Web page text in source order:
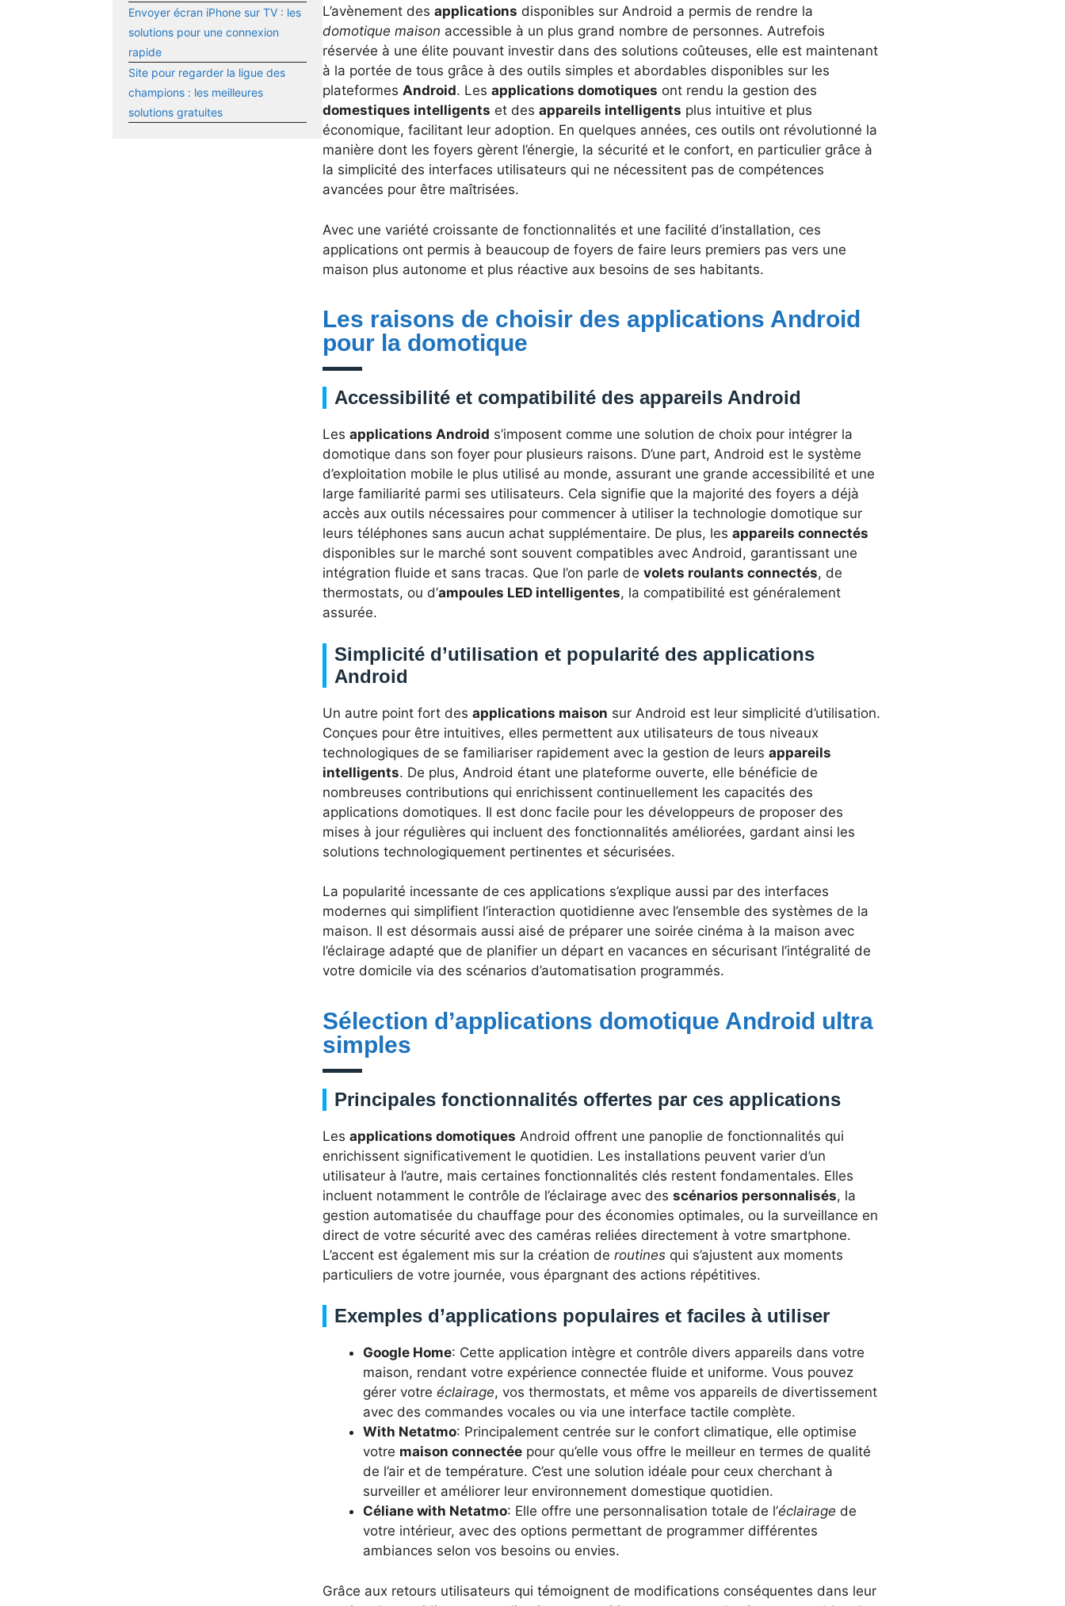
Envoyer écran iPhone sur TV : les
solutions pour une connexion
rapide
Site pour regarder la ligue des
champions : les meilleures
solutions gratuites
L’avènement des applications disponibles sur Android a permis de rendre la
domotique maison accessible à un plus grand nombre de personnes. Autrefois
réservée à une élite pouvant investir dans des solutions coûteuses, elle est maintenant
à la portée de tous grâce à des outils simples et abordables disponibles sur les
plateformes Android. Les applications domotiques ont rendu la gestion des
domestiques intelligents et des appareils intelligents plus intuitive et plus
économique, facilitant leur adoption. En quelques années, ces outils ont révolutionné la
manière dont les foyers gèrent l’énergie, la sécurité et le confort, en particulier grâce à
la simplicité des interfaces utilisateurs qui ne nécessitent pas de compétences
avancées pour être maîtrisées.
Avec une variété croissante de fonctionnalités et une facilité d’installation, ces
applications ont permis à beaucoup de foyers de faire leurs premiers pas vers une
maison plus autonome et plus réactive aux besoins de ses habitants.
Les raisons de choisir des applications Android
pour la domotique
Accessibilité et compatibilité des appareils Android
Les applications Android s’imposent comme une solution de choix pour intégrer la
domotique dans son foyer pour plusieurs raisons. D’une part, Android est le système
d’exploitation mobile le plus utilisé au monde, assurant une grande accessibilité et une
large familiarité parmi ses utilisateurs. Cela signifie que la majorité des foyers a déjà
accès aux outils nécessaires pour commencer à utiliser la technologie domotique sur
leurs téléphones sans aucun achat supplémentaire. De plus, les appareils connectés
disponibles sur le marché sont souvent compatibles avec Android, garantissant une
intégration fluide et sans tracas. Que l’on parle de volets roulants connectés, de
thermostats, ou d’ampoules LED intelligentes, la compatibilité est généralement
assurée.
Simplicité d’utilisation et popularité des applications
Android
Un autre point fort des applications maison sur Android est leur simplicité d’utilisation.
Conçues pour être intuitives, elles permettent aux utilisateurs de tous niveaux
technologiques de se familiariser rapidement avec la gestion de leurs appareils
intelligents. De plus, Android étant une plateforme ouverte, elle bénéficie de
nombreuses contributions qui enrichissent continuellement les capacités des
applications domotiques. Il est donc facile pour les développeurs de proposer des
mises à jour régulières qui incluent des fonctionnalités améliorées, gardant ainsi les
solutions technologiquement pertinentes et sécurisées.
La popularité incessante de ces applications s’explique aussi par des interfaces
modernes qui simplifient l’interaction quotidienne avec l’ensemble des systèmes de la
maison. Il est désormais aussi aisé de préparer une soirée cinéma à la maison avec
l’éclairage adapté que de planifier un départ en vacances en sécurisant l’intégralité de
votre domicile via des scénarios d’automatisation programmés.
Sélection d’applications domotique Android ultra
simples
Principales fonctionnalités offertes par ces applications
Les applications domotiques Android offrent une panoplie de fonctionnalités qui
enrichissent significativement le quotidien. Les installations peuvent varier d’un
utilisateur à l’autre, mais certaines fonctionnalités clés restent fondamentales. Elles
incluent notamment le contrôle de l’éclairage avec des scénarios personnalisés, la
gestion automatisée du chauffage pour des économies optimales, ou la surveillance en
direct de votre sécurité avec des caméras reliées directement à votre smartphone.
L’accent est également mis sur la création de routines qui s’ajustent aux moments
particuliers de votre journée, vous épargnant des actions répétitives.
Exemples d’applications populaires et faciles à utiliser
Google Home: Cette application intègre et contrôle divers appareils dans votre
maison, rendant votre expérience connectée fluide et uniforme. Vous pouvez
gérer votre éclairage, vos thermostats, et même vos appareils de divertissement
avec des commandes vocales ou via une interface tactile complète.
With Netatmo: Principalement centrée sur le confort climatique, elle optimise
votre maison connectée pour qu’elle vous offre le meilleur en termes de qualité
de l’air et de température. C’est une solution idéale pour ceux cherchant à
surveiller et améliorer leur environnement domestique quotidien.
Céliane with Netatmo: Elle offre une personnalisation totale de l’éclairage de
votre intérieur, avec des options permettant de programmer différentes
ambiances selon vos besoins ou envies.
Grâce aux retours utilisateurs qui témoignent de modifications conséquentes dans leur